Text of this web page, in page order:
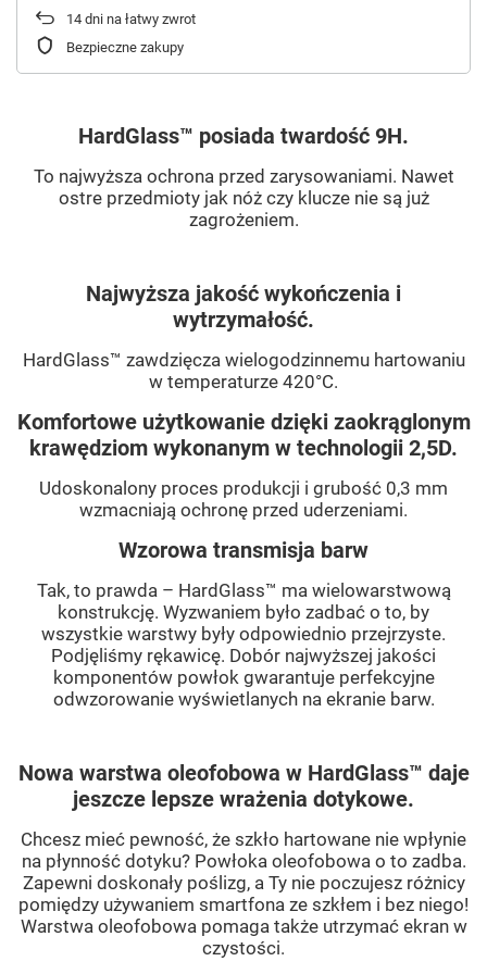
14 dni na łatwy zwrot
Bezpieczne zakupy
HardGlass™ posiada twardość 9H.
To najwyższa ochrona przed zarysowaniami. Nawet
ostre przedmioty jak nóż czy klucze nie są już
zagrożeniem.
Najwyższa jakość wykończenia i
wytrzymałość.
HardGlass™ zawdzięcza wielogodzinnemu hartowaniu
w temperaturze 420°C.
Komfortowe użytkowanie dzięki zaokrąglonym
krawędziom wykonanym w technologii 2,5D.
Udoskonalony proces produkcji i grubość 0,3 mm
wzmacniają ochronę przed uderzeniami.
Wzorowa transmisja barw
Tak, to prawda – HardGlass™ ma wielowarstwową
konstrukcję. Wyzwaniem było zadbać o to, by
wszystkie warstwy były odpowiednio przejrzyste.
Podjęliśmy rękawicę. Dobór najwyższej jakości
komponentów powłok gwarantuje perfekcyjne
odwzorowanie wyświetlanych na ekranie barw.
Nowa warstwa oleofobowa w HardGlass™ daje
jeszcze lepsze wrażenia dotykowe.
Chcesz mieć pewność, że szkło hartowane nie wpłynie
na płynność dotyku? Powłoka oleofobowa o to zadba.
Zapewni doskonały poślizg, a Ty nie poczujesz różnicy
pomiędzy używaniem smartfona ze szkłem i bez niego!
Warstwa oleofobowa pomaga także utrzymać ekran w
czystości.